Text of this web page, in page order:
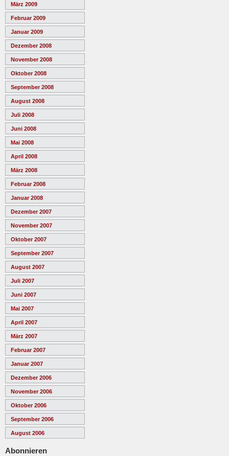
März 2009
Februar 2009
Januar 2009
Dezember 2008
November 2008
Oktober 2008
September 2008
August 2008
Juli 2008
Juni 2008
Mai 2008
April 2008
März 2008
Februar 2008
Januar 2008
Dezember 2007
November 2007
Oktober 2007
September 2007
August 2007
Juli 2007
Juni 2007
Mai 2007
April 2007
März 2007
Februar 2007
Januar 2007
Dezember 2006
November 2006
Oktober 2006
September 2006
August 2006
Abonnieren